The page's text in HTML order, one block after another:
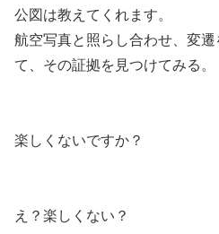
公図は教えてくれます。
航空写真と照らし合わせ、変
て、その証拠を見つけてみる。
楽しくないですか？
え？楽しくない？